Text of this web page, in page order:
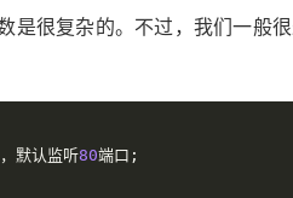
是很复杂的。不过，我们一般
默认监听80端口;